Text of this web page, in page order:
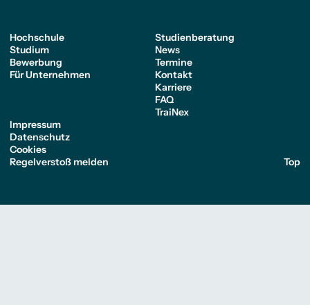
Hochschule
Studium
Bewerbung
Für Unternehmen
Studienberatung
News
Termine
Kontakt
Karriere
FAQ
TraiNex
Impressum
Datenschutz
Cookies
Regelverstoß melden
Top